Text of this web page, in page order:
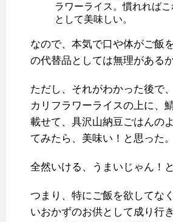
ラワーライス。慣れれば
として美味しい。
なので、本気で口や体がご飯
の代替品としては無理があるか
ただし、それがわかった後で
カリフラワーライスの上に、
載せて、具沢山納豆ごはんの
てみたら、美味い！と思った。
全然いける、うまいじゃん！と
つまり、特にご飯を欲してな
いおかずのお供として成り行